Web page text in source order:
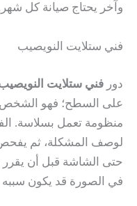
وآخر يحتاج صيانة كل
فني ستلايت النويصيب
دور فني ستلايت
على السطح؛ فهو الشخص
منظومة تعمل بسلاسة.
لوصف المشكلة، ثم يفحص
حتى الشاشة قبل أن يقرر
في الصورة قد يكون سببه